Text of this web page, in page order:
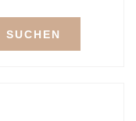
SUCHEN